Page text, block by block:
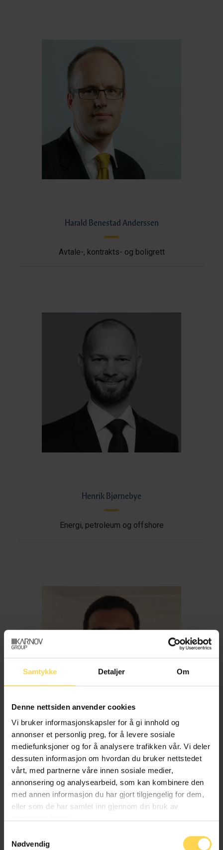
Samtykke Detaljer Om
Denne nettsiden anvender cookies
Vi bruker informasjonskapsler for å gi innhold og
annonser et personlig preg, for å levere sosiale
mediefunksjoner og for å analysere trafikken vår. Vi deler
dessuten informasjon om hvordan du bruker nettstedet
vårt, med partnerne våre innen sosiale medier,
annonsering og analysearbeid, som kan kombinere den
med annen informasjon du har gjort tilgjengelig for dem,
eller som de har samlet inn gjennom din bruk av
Nødvendig
Harald Benestad Anderssen
Avtale-, kontrakts- og boligrett
Henrik Bjørnebye
Energi, petroleum og offshore
Imran Haider
Trygderett og pensjonsrett